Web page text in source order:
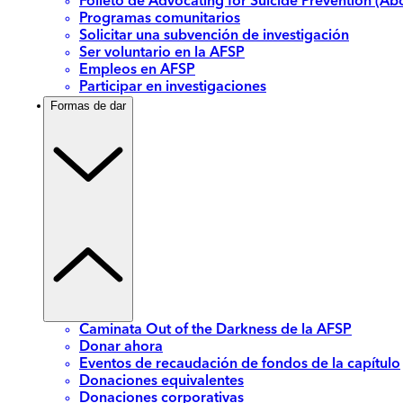
Programas comunitarios
Solicitar una subvención de investigación
Ser voluntario en la AFSP
Empleos en AFSP
Participar en investigaciones
Formas de dar
Caminata Out of the Darkness de la AFSP
Donar ahora
Eventos de recaudación de fondos de la capítulo
Donaciones equivalentes
Donaciones corporativas